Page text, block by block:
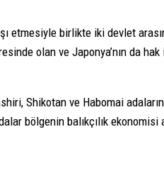
etmesiyle birlikte iki devlet
olan ve Japonya’nın da
Shikotan ve Habomai
bölgenin balıkçılık ekonomisi